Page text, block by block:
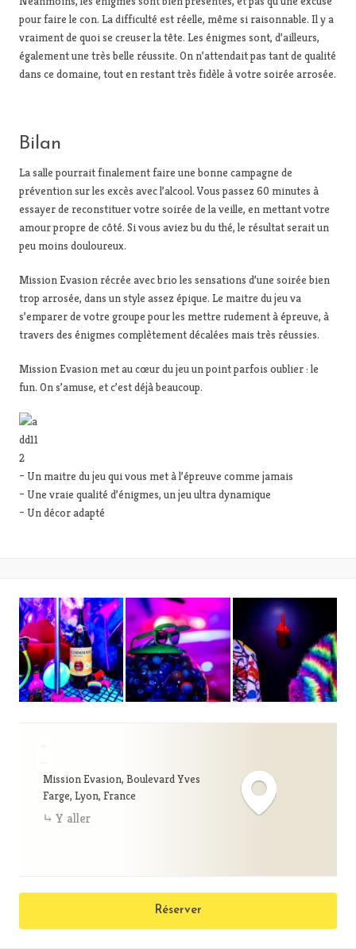
pour faire le con. La difficulté est réelle, même si raisonnable. Il y a
vraiment de quoi se creuser la tête. Les énigmes sont, d’ailleurs,
également une très belle réussite. On n’attendait pas tant de qualité
dans ce domaine, tout en restant très fidèle à votre soirée arrosée.
Bilan
La salle pourrait finalement faire une bonne campagne de
prévention sur les excès avec l’alcool. Vous passez 60 minutes à
essayer de reconstituer votre soirée de la veille, en mettant votre
amour propre de côté. Si vous aviez bu du thé, le résultat serait un
peu moins douloureux.
Mission Evasion récrée avec brio les sensations d’une soirée bien
trop arrosée, dans un style assez épique. Le maitre du jeu va
s’emparer de votre groupe pour les mettre rudement à épreuve, à
travers des énigmes complètement décalées mais très réussies.
Mission Evasion met au cœur du jeu un point parfois oublier : le
fun. On s’amuse, et c’est déjà beaucoup.
– Un maitre du jeu qui vous met à l’épreuve comme jamais
– Une vraie qualité d’énigmes, un jeu ultra dynamique
– Un décor adapté
Mission Evasion, Boulevard Yves
Farge, Lyon, France
Y aller
Réserver